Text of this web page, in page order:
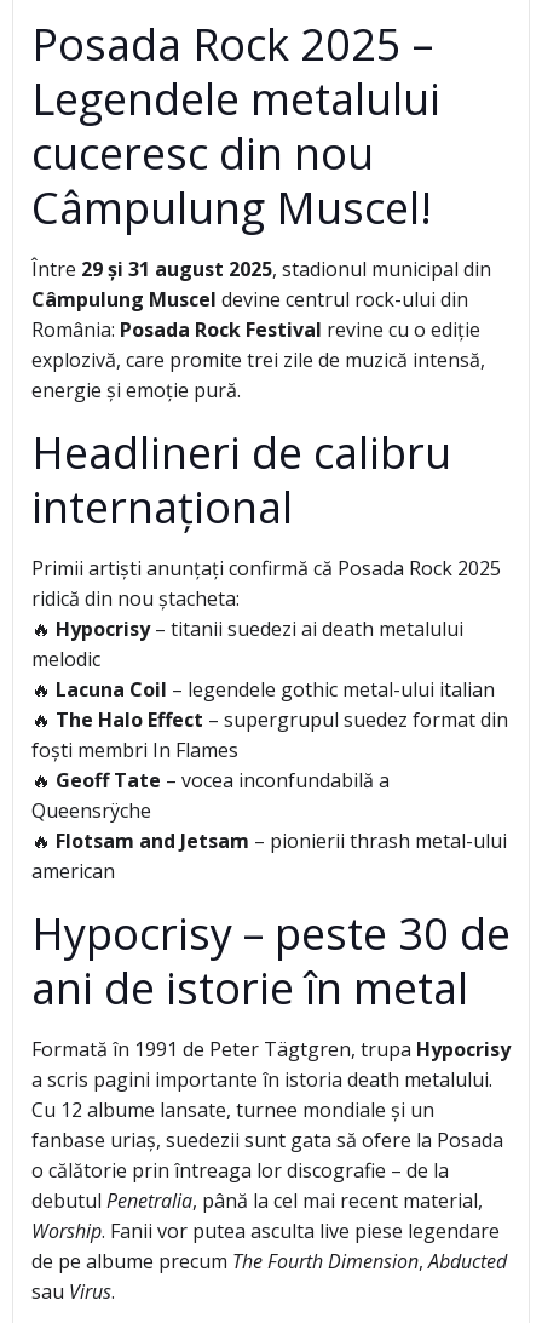
Posada Rock 2025 –
Legendele metalului
cuceresc din nou
Câmpulung Muscel!
Între 29 și 31 august 2025, stadionul municipal din
Câmpulung Muscel devine centrul rock-ului din
România: Posada Rock Festival revine cu o ediție
explozivă, care promite trei zile de muzică intensă,
energie și emoție pură.
Headlineri de calibru
internațional
Primii artiști anunțați confirmă că Posada Rock 2025
ridică din nou ștacheta:
🔥 Hypocrisy– titanii suedezi ai death metalului
melodic
🔥 Lacuna Coil – legendele gothic metal-ului italian
🔥 The Halo Effect – supergrupul suedez format din
foști membri In Flames
🔥 Geoff Tate – vocea inconfundabilă a
Queensrÿche
🔥 Flotsam and Jetsam – pionierii thrash metal-ului
american
Hypocrisy – peste 30 de
ani de istorie în metal
Formată în 1991 de Peter Tägtgren, trupa Hypocrisy
a scris pagini importante în istoria death metalului.
Cu 12 albume lansate, turnee mondiale și un
fanbase uriaș, suedezii sunt gata să ofere la Posada
o călătorie prin întreaga lor discografie – de la
debutul Penetralia, până la cel mai recent material,
Worship. Fanii vor putea asculta live piese legendare
de pe albume precum The Fourth Dimension,Abducted
sau Virus.